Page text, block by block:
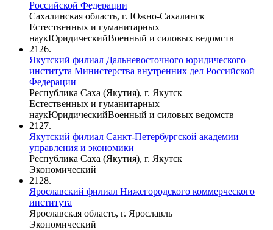
Российской Федерации
Сахалинская область, г. Южно-Сахалинск
Естественных и гуманитарных
наукЮридическийВоенный и силовых ведомств
2126.
Якутский филиал Дальневосточного юридического
института Министерства внутренних дел Российской
Федерации
Республика Саха (Якутия), г. Якутск
Естественных и гуманитарных
наукЮридическийВоенный и силовых ведомств
2127.
Якутский филиал Санкт-Петербургской академии
управления и экономики
Республика Саха (Якутия), г. Якутск
Экономический
2128.
Ярославский филиал Нижегородского коммерческого
института
Ярославская область, г. Ярославль
Экономический